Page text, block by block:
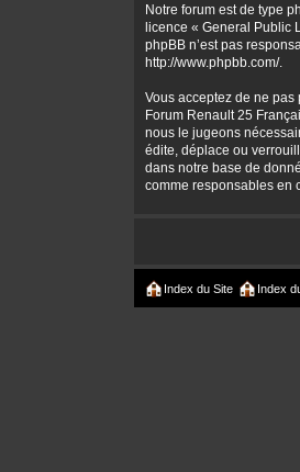
Notre forum est de type
licence « General Public
phpBB n’est pas
http://www.phpbb.com/.
Vous acceptez de ne
Forum Renault 25
nous le jugeons
édite, déplace ou
dans notre base de
comme responsables en
Index du Site Index